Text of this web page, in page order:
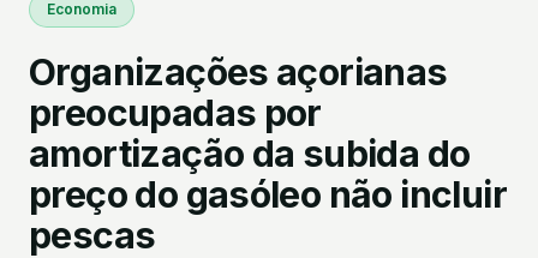
Economia
Organizações açorianas
preocupadas por
amortização da subida do
preço do gasóleo não incluir
pescas